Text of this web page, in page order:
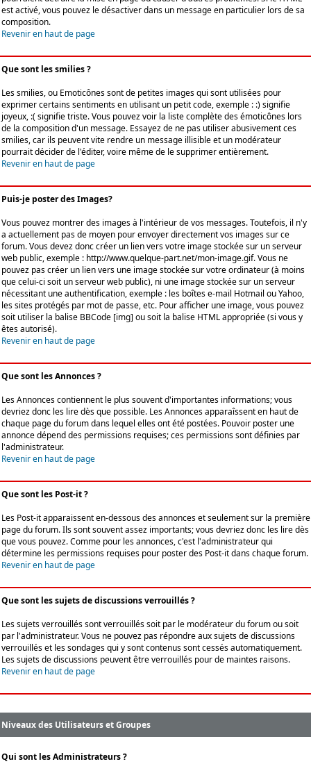
est activé, vous pouvez le désactiver dans un message en particulier lors de sa
composition.
Revenir en haut de page
Que sont les smilies ?
Les smilies, ou Emoticônes sont de petites images qui sont utilisées pour
exprimer certains sentiments en utilisant un petit code, exemple : :) signifie
joyeux, :( signifie triste. Vous pouvez voir la liste complète des émoticônes lors
de la composition d'un message. Essayez de ne pas utiliser abusivement ces
smilies, car ils peuvent vite rendre un message illisible et un modérateur
pourrait décider de l'éditer, voire même de le supprimer entièrement.
Revenir en haut de page
Puis-je poster des Images?
Vous pouvez montrer des images à l'intérieur de vos messages. Toutefois, il n'y
a actuellement pas de moyen pour envoyer directement vos images sur ce
forum. Vous devez donc créer un lien vers votre image stockée sur un serveur
web public, exemple : http://www.quelque-part.net/mon-image.gif. Vous ne
pouvez pas créer un lien vers une image stockée sur votre ordinateur (à moins
que celui-ci soit un serveur web public), ni une image stockée sur un serveur
nécessitant une authentification, exemple : les boîtes e-mail Hotmail ou Yahoo,
les sites protégés par mot de passe, etc. Pour afficher une image, vous pouvez
soit utiliser la balise BBCode [img] ou soit la balise HTML appropriée (si vous y
êtes autorisé).
Revenir en haut de page
Que sont les Annonces ?
Les Annonces contiennent le plus souvent d'importantes informations; vous
devriez donc les lire dès que possible. Les Annonces apparaîssent en haut de
chaque page du forum dans lequel elles ont été postées. Pouvoir poster une
annonce dépend des permissions requises; ces permissions sont définies par
l'administrateur.
Revenir en haut de page
Que sont les Post-it ?
Les Post-it apparaissent en-dessous des annonces et seulement sur la première
page du forum. Ils sont souvent assez importants; vous devriez donc les lire dès
que vous pouvez. Comme pour les annonces, c'est l'administrateur qui
détermine les permissions requises pour poster des Post-it dans chaque forum.
Revenir en haut de page
Que sont les sujets de discussions verrouillés ?
Les sujets verrouillés sont verrouillés soit par le modérateur du forum ou soit
par l'administrateur. Vous ne pouvez pas répondre aux sujets de discussions
verrouillés et les sondages qui y sont contenus sont cessés automatiquement.
Les sujets de discussions peuvent être verrouillés pour de maintes raisons.
Revenir en haut de page
Niveaux des Utilisateurs et Groupes
Qui sont les Administrateurs ?